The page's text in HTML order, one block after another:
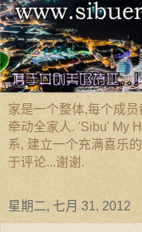
家是一个整体,每个成
牵动全家人. 'Sibu' My
系, 建立一个充满喜乐
于评论...谢谢.
星期二, 七月 31, 2012